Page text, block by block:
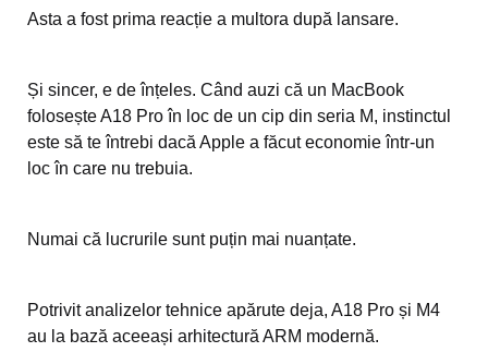
Asta a fost prima reacție a multora după lansare.
Și sincer, e de înțeles. Când auzi că un MacBook
folosește A18 Pro în loc de un cip din seria M, instinctul
este să te întrebi dacă Apple a făcut economie într-un
loc în care nu trebuia.
Numai că lucrurile sunt puțin mai nuanțate.
Potrivit analizelor tehnice apărute deja, A18 Pro și M4
au la bază aceeași arhitectură ARM modernă.